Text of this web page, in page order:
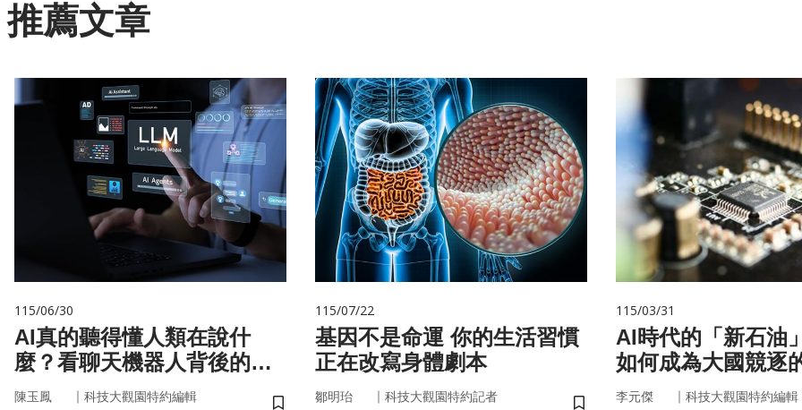
推薦文章
115/06/30
AI真的聽得懂人類在說什
麼？看聊天機器人背後的語
言科技
陳玉鳳 ｜ 科技大觀園特約編輯
115/07/22
基因不是命運 你的生活習慣
正在改寫身體劇本
鄒明珆 ｜ 科技大觀園特約記者
115/03/31
AI時代的「新石油
如何成為大國競逐
李元傑 ｜ 科技大觀園特約編輯